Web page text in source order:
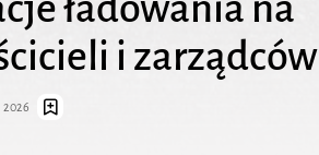
ładowania na
i zarządców
2026